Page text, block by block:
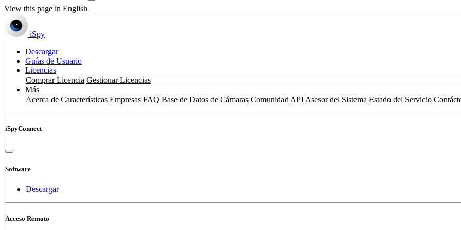
View this page in English
iSpy
Descargar
Guías de Usuario
Licencias
Comprar Licencia Gestionar Licencias
Más
Acerca de Características Empresas FAQ Base de Datos de Cámaras Comunidad API Asesor del Sistema Estado del Servicio
iSpyConnect
Software
Descargar
Acceso Remoto